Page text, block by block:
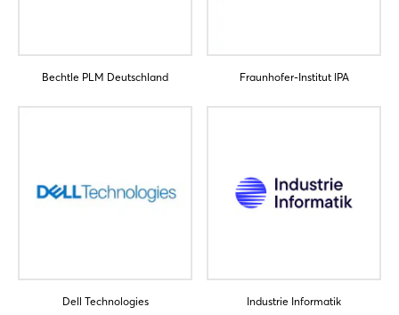
Bechtle PLM Deutschland Fraunhofer-Institut IPA
Dell Technologies Industrie Informatik
Einloggen
Noch nicht angemeldet?